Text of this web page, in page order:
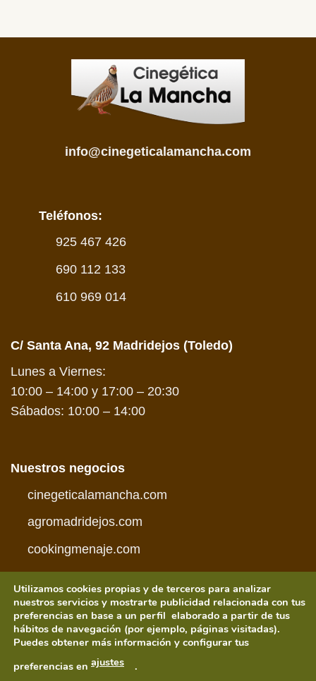
info@cinegeticalamancha.com
Teléfonos:
925 467 426
690 112 133
610 969 014
C/ Santa Ana, 92 Madridejos (Toledo)
Lunes a Viernes:
10:00 – 14:00 y 17:00 – 20:30
Sábados: 10:00 – 14:00
Nuestros negocios
cinegeticalamancha.com
agromadridejos.com
cookingmenaje.com
Visa PayPal MasterCardAmerican
Express
Credit
Visa
CONDICIONES DE COMPRA
POLÍTICA DE COOKIES
Utilizamos cookies propias y de terceros para analizar
nuestros servicios y mostrarte publicidad relacionada con tus
preferencias en base a un perfil elaborado a partir de tus
hábitos de navegación (por ejemplo, páginas visitadas).
Puedes obtener más información y configurar tus
preferencias en ajustes .